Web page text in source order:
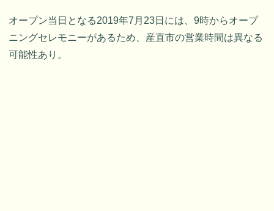
オープン当日となる2019年7月23日には、9時からオープ
ニングセレモニーがあるため、産直市の営業時間は異なる
可能性あり。